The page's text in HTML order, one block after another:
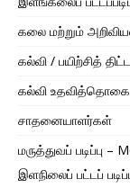
கலை மற்றும்
கல்வி / பயிற்சித்
கல்வி உதவித்தொகை
சாதனையாளர்கள்
மருத்துவப் படிப்பு –
இளநிலைப் பட்டப்